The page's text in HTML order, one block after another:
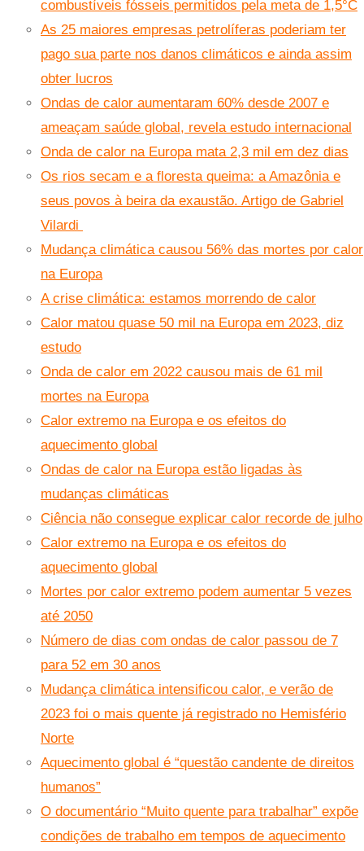
combustíveis fósseis permitidos pela meta de 1,5°C
As 25 maiores empresas petrolíferas poderiam ter
pago sua parte nos danos climáticos e ainda assim
obter lucros
Ondas de calor aumentaram 60% desde 2007 e
ameaçam saúde global, revela estudo internacional
Onda de calor na Europa mata 2,3 mil em dez dias
Os rios secam e a floresta queima: a Amazônia e
seus povos à beira da exaustão. Artigo de Gabriel
Vilardi
Mudança climática causou 56% das mortes por calor
na Europa
A crise climática: estamos morrendo de calor
Calor matou quase 50 mil na Europa em 2023, diz
estudo
Onda de calor em 2022 causou mais de 61 mil
mortes na Europa
Calor extremo na Europa e os efeitos do
aquecimento global
Ondas de calor na Europa estão ligadas às
mudanças climáticas
Ciência não consegue explicar calor recorde de julho
Calor extremo na Europa e os efeitos do
aquecimento global
Mortes por calor extremo podem aumentar 5 vezes
até 2050
Número de dias com ondas de calor passou de 7
para 52 em 30 anos
Mudança climática intensificou calor, e verão de
2023 foi o mais quente já registrado no Hemisfério
Norte
Aquecimento global é “questão candente de direitos
humanos”
O documentário “Muito quente para trabalhar” expõe
condições de trabalho em tempos de aquecimento